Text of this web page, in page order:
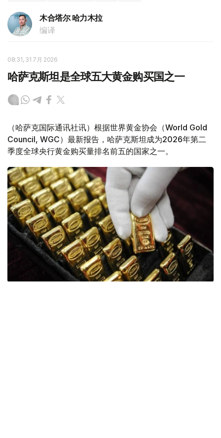
木合塔尔 哈力木拉
编译
08:31, 31 7月 2026
哈萨克斯坦是全球五大黄金购买国之一
（哈萨克国际通讯社讯）根据世界黄金协会（World Gold
Council, WGC）最新报告，哈萨克斯坦成为2026年第二
季度全球央行黄金购买量排名前五的国家之一。